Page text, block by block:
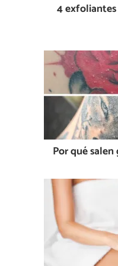
4 exfoliantes
Por qué